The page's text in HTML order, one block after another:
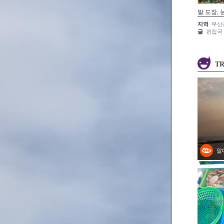
발 도장,
지역
부산
글 편집국
알